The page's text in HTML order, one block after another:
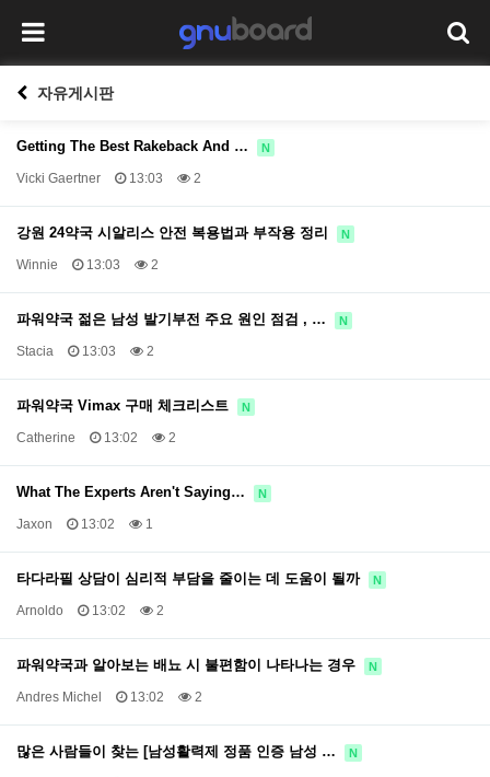
자유게시판
Getting The Best Rakeback And … N
Vicki Gaertner 13:03 2
강원 24약국 시알리스 안전 복용법과 부작용 정리 N
Winnie 13:03 2
파워약국 젊은 남성 발기부전 주요 원인 점검 , … N
Stacia 13:03 2
파워약국 Vimax 구매 체크리스트 N
Catherine 13:02 2
What The Experts Aren't Saying… N
Jaxon 13:02 1
타다라필 상담이 심리적 부담을 줄이는 데 도움이 될까 N
Arnoldo 13:02 2
파워약국과 알아보는 배뇨 시 불편함이 나타나는 경우 N
Andres Michel 13:02 2
많은 사람들이 찾는 [남성활력제 정품 인증 남성 … N